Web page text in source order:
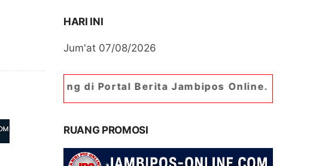
HARI INI
Jum'at 07/08/2026
di Portal Berita Jambipos Online. Portal Berita Paling
RUANG PROMOSI